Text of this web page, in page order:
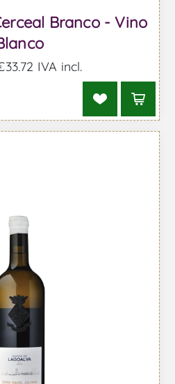
Branco - Vino
IVA incl.